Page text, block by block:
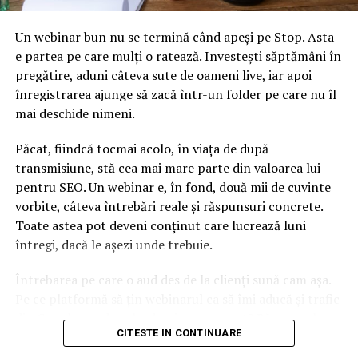
France 24:Cum a făcut Partidul comunist chinez să
evolueze strategia expansionistă a Beijingului de 100 de
ani?
Jean-Vincent Brisset:
dincolo de Marea Chinei de Sud şi cuprind tot Extremul
Orient sovietic… Aceste revendicări erau deja în
manualele şcolare de la începutul erei Mao.
Partidul comunist este o dinastie ca celelalte sub multe
aspecte. Xi Jinping se comportă ca un împărat chinez
clasic, doar că acum China dispune de o putere la nivel
internaţional care îi permite să-şi sprijine revendicările
prezente în trecutul Chinei.
Nu este un fapt al Partidului comunist, este chinezesc, şi
Un webinar bun nu se termină când apeși pe Stop. Asta
e partea pe care mulți o ratează. Investești săptămâni în
pregătire, aduni câteva sute de oameni live, iar apoi
înregistrarea ajunge să zacă într-un folder pe care nu îl
mai deschide nimeni.
Păcat, fiindcă tocmai acolo, în viața de după
transmisiune, stă cea mai mare parte din valoarea lui
pentru SEO. Un webinar e, în fond, două mii de cuvinte
vorbite, câteva întrebări reale și răspunsuri concrete.
Toate astea pot deveni conținut care lucrează luni
întregi, dacă le așezi unde trebuie.
Întrebarea pe care o aud des de la clienți sună cam așa.
din Google, nu doar lead-uri pe moment? Răspunsul
scurt e că platforma contează, dar nu în felul în care
CITESTE IN CONTINUARE